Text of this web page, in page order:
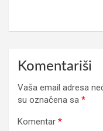
Komentariši
Vaša email adresa
su označena sa *
Komentar *